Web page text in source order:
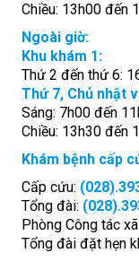
Chiều: 13h00 đến
Ngoài giờ:
Khu khám 1:
Thứ 2 đến thứ 6:
Thứ 7, Chủ nhật
Sáng: 7h00 đến
Chiều: 13h30 đến
Khám bệnh cấp
Cấp cứu:
Tổng đài:
Phòng Công tác
Tổng đài đặt hẹn